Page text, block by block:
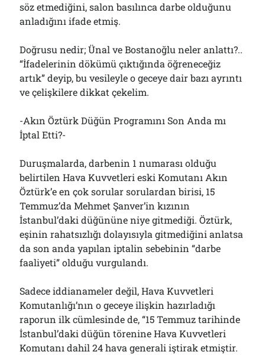
söz etmediğini, salon basılınca darbe olduğunu
anladığını ifade etmiş.
Doğrusu nedir; Ünal ve Bostanoğlu neler anlattı?..
“İfadelerinin dökümü çıktığında öğreneceğiz
artık” deyip, bu vesileyle o geceye dair bazı ayrıntı
ve çelişkilere dikkat çekelim.
-Akın Öztürk Düğün Programını Son Anda mı
İptal Etti?-
Duruşmalarda, darbenin 1 numarası olduğu
belirtilen Hava Kuvvetleri eski Komutanı Akın
Öztürk’e en çok sorular sorulardan birisi, 15
Temmuz’da Mehmet Şanver’in kızının
İstanbul’daki düğününe niye gitmediği. Öztürk,
eşinin rahatsızlığı dolayısıyla gitmediğini anlatsa
da son anda yapılan iptalin sebebinin “darbe
faaliyeti” olduğu vurgulandı.
Sadece iddianameler değil, Hava Kuvvetleri
Komutanlığı’nın o geceye ilişkin hazırladığı
raporun ilk cümlesinde de, “15 Temmuz tarihinde
İstanbul’daki düğün törenine Hava Kuvvetleri
Komutanı dahil 24 hava generali iştirak etmiştir.